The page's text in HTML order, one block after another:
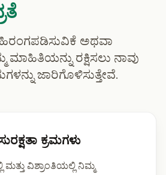
ಅಥವಾ
ರಕ್ಷಿಸಲು ನಾವು
ಜಾರಿಗೊಳಿಸುತ್ತೇವೆ.
ಕ್ರಮಗಳು
ವಿಶ್ರಾಂತಿಯಲ್ಲಿ ನಿಮ್ಮ